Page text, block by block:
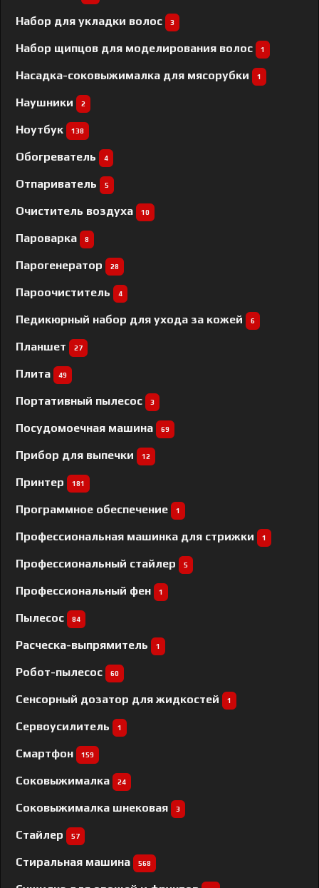
Набор для укладки волос
3
Набор щипцов для моделирования волос 1
Насадка-соковыжималка для мясорубки 1
Наушники 2
Ноутбук 138
Обогреватель 4
Отпариватель 5
Очиститель воздуха 10
Пароварка 8
Парогенератор 28
Пароочиститель 4
Педикюрный набор для ухода за кожей 6
Планшет 27
Плита 49
Портативный пылесос 3
Посудомоечная машина 69
Прибор для выпечки 12
Принтер 181
Программное обеспечение 1
Профессиональная машинка для стрижки 1
Профессиональный cтайлер 5
Профессиональный фен 1
Пылесос 84
Расческа-выпрямитель 1
Робот-пылесос 60
Сенсорный дозатор для жидкостей 1
Сервоусилитель 1
Смартфон 159
Соковыжималка 24
Соковыжималка шнековая 3
Стайлер 57
Стиральная машина 568